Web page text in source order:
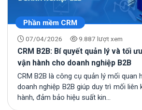
Phần mềm CRM
07/04/2026 9.887 lượt xem
CRM B2B: Bí quyết quản lý và tối
vận hành cho doanh nghiệp B2B
CRM B2B là công cụ quản lý mối quan
doanh nghiệp B2B giúp duy trì mối liên
hành, đảm bảo hiệu suất kin...